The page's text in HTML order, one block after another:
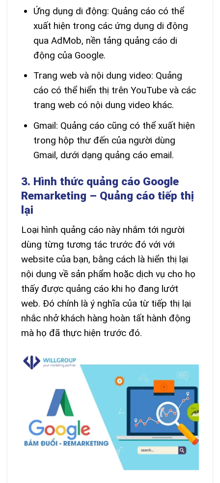
Ứng dụng di động: Quảng cáo có thể
xuất hiện trong các ứng dụng di động
qua AdMob, nền tảng quảng cáo di
động của Google.
Trang web và nội dung video: Quảng
cáo có thể hiển thị trên YouTube và các
trang web có nội dung video khác.
Gmail: Quảng cáo cũng có thể xuất hiện
trong hộp thư đến của người dùng
Gmail, dưới dạng quảng cáo email.
3. Hình thức quảng cáo Google
Remarketing – Quảng cáo tiếp thị
lại
Loại hình quảng cáo này nhắm tới người
dùng từng tương tác trước đó với với
website của bạn, bằng cách là hiển thị lại
nội dung về sản phẩm hoặc dịch vụ cho họ
thấy được quảng cáo khi họ đang lướt
web. Đó chính là ý nghĩa của từ tiếp thị lại
nhắc nhở khách hàng hoàn tất hành động
mà họ đã thực hiện trước đó.